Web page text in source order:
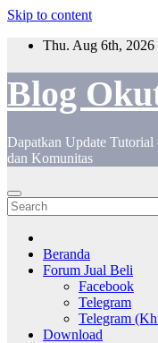
Skip to content
Thu. Aug 6th, 2026
Blog
Dapatkan Update
dan Komunitas
Beranda
Forum Jual Beli
Facebook
Telegram
Telegram
Download